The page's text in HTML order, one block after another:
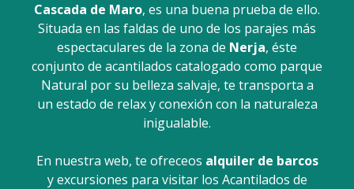
Cascada de Maro, es una buena prueba de ello.
Situada en las faldas de uno de los parajes más
espectaculares de la zona de Nerja, éste
conjunto de acantilados catalogado como parque
Natural por su belleza salvaje, te transporta a
un estado de relax y conexión con la naturaleza
inigualable.
En nuestra web, te ofreceos alquiler de barcos
y excursiones para visitar los Acantilados de